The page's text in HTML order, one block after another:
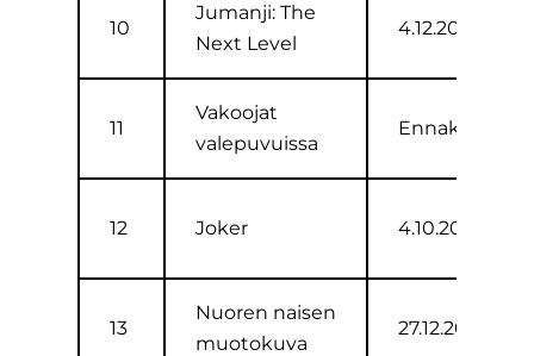
10
Jumanji: The
Next Level
4.12.2019
11
Vakoojat
valepuvuissa
Ennakot
12 Joker 4.10.2019
13
Nuoren naisen
muotokuva
27.12.2019